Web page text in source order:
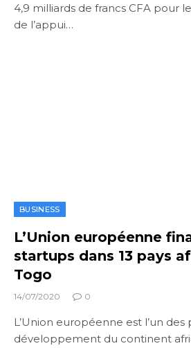
4,9 milliards de francs CFA pour
de l’appui…
BUSINESS
L’Union européenne
startups dans 13 pays
Togo
14/07/2020 0
L’Union européenne est l’un
développement du continent